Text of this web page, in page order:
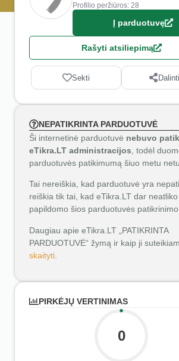
Profilio peržiūros: 28
Į parduotuvę
Rašyti atsiliepimą
Sekti
NEPATIKRINTA PARDUOTUVĖ
Ši internetinė parduotuvė nebuvo
eTikra.LT administracijos , todėl
parduotuvės patikimumą šiuo metu
Tai nereiškia, kad parduotuvė yra
reiškia tik tai, kad eTikra.LT dar neatliko
papildomo šios parduotuvės
Daugiau apie eTikra.LT „PATIKRINTA
PARDUOTUVĖ“ žymą ir kaip ji
skaityti
PIRKĖJŲ VERTINIMAS
0